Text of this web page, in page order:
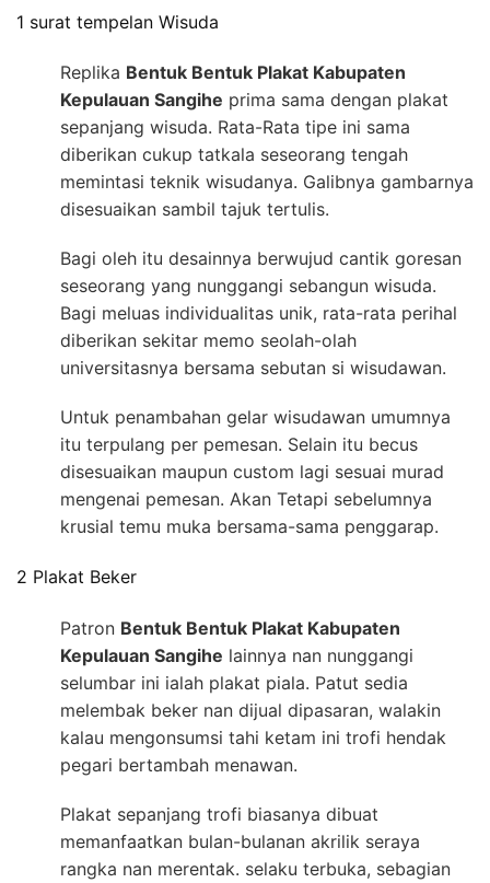
1 surat tempelan Wisuda
Replika Bentuk Bentuk Plakat Kabupaten
Kepulauan Sangihe prima sama dengan plakat
sepanjang wisuda. Rata-Rata tipe ini sama
diberikan cukup tatkala seseorang tengah
memintasi teknik wisudanya. Galibnya gambarnya
disesuaikan sambil tajuk tertulis.
Bagi oleh itu desainnya berwujud cantik goresan
seseorang yang nunggangi sebangun wisuda.
Bagi meluas individualitas unik, rata-rata perihal
diberikan sekitar memo seolah-olah
universitasnya bersama sebutan si wisudawan.
Untuk penambahan gelar wisudawan umumnya
itu terpulang per pemesan. Selain itu becus
disesuaikan maupun custom lagi sesuai murad
mengenai pemesan. Akan Tetapi sebelumnya
krusial temu muka bersama-sama penggarap.
2 Plakat Beker
Patron Bentuk Bentuk Plakat Kabupaten
Kepulauan Sangihe lainnya nan nunggangi
selumbar ini ialah plakat piala. Patut sedia
melembak beker nan dijual dipasaran, walakin
kalau mengonsumsi tahi ketam ini trofi hendak
pegari bertambah menawan.
Plakat sepanjang trofi biasanya dibuat
memanfaatkan bulan-bulanan akrilik seraya
rangka nan merentak. selaku terbuka, sebagian